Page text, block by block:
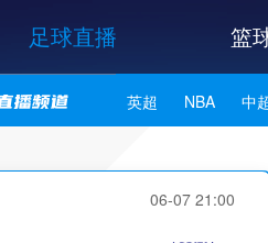
足球直播 篮
英超 NBA 中
06-07 21:00